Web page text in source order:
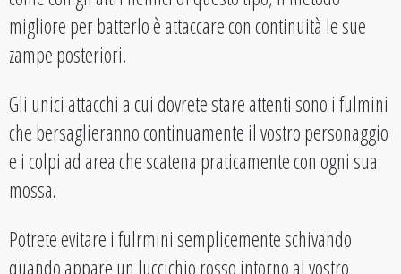
migliore per batterlo è attaccare con continuità le sue
zampe posteriori.
Gli unici attacchi a cui dovrete stare attenti sono i fulmini
che bersaglieranno continuamente il vostro personaggio
e i colpi ad area che scatena praticamente con ogni sua
mossa.
Potrete evitare i fulrmini semplicemente schivando
quando appare un luccichio rosso intorno al vostro